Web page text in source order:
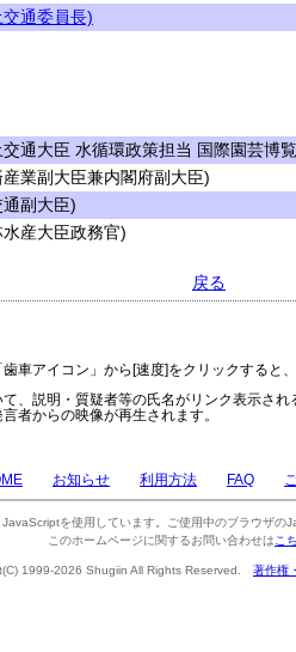
通委員長)
通大臣 水循環政策担当 国際園芸博
業副大臣兼内閣府副大臣)
副大臣)
産大臣政務官)
戻る
歯車アイコン」から[速度]をクリックすると
て、説明・質疑者等の氏名がリンク表示さ
者からの映像が再生されます。
お知らせ 利用方法 FAQ
JavaScriptを使用しています。ご使用中のブラウザの
このホームページに関するお問い合わせは こ
1999-2026 Shugiin All Rights Reserved. 著作権